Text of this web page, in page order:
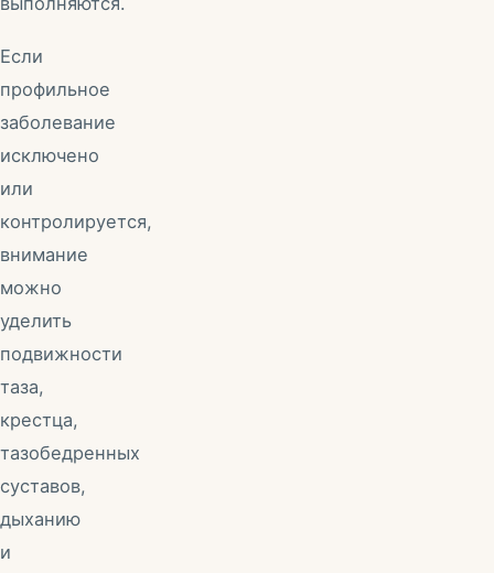
Если
профильное
заболевание
исключено
или
контролируется,
внимание
можно
уделить
подвижности
таза,
крестца,
тазобедренных
суставов,
дыханию
и